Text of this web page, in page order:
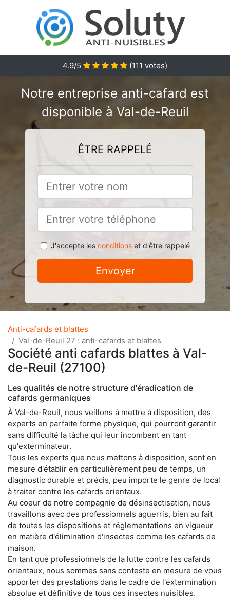
4.9/5 (111 votes)
Notre entreprise anti-cafard est
disponible à Val-de-Reuil
ÊTRE RAPPELÉ
J'accepte les conditionset d'être rappelé
Envoyer
Anti-cafards et blattes
Val-de-Reuil 27 : anti-cafards et blattes
Société anti cafards blattes à Val-
de-Reuil (27100)
Les qualités de notre structure d'éradication de
cafards germaniques
À Val-de-Reuil, nous veillons à mettre à disposition, des
experts en parfaite forme physique, qui pourront garantir
sans difficulté la tâche qui leur incombent en tant
qu'exterminateur.
Tous les experts que nous mettons à disposition, sont en
mesure d'établir en particulièrement peu de temps, un
diagnostic durable et précis, peu importe le genre de local
à traiter contre les cafards orientaux.
Au coeur de notre compagnie de désinsectisation, nous
travaillons avec des professionnels aguerris, bien au fait
de toutes les dispositions et réglementations en vigueur
en matière d'élimination d'insectes comme les cafards de
maison.
En tant que professionnels de la lutte contre les cafards
orientaux, nous sommes sans conteste en mesure de vous
apporter des prestations dans le cadre de l'extermination
absolue et définitive de tous ces insectes nuisibles.